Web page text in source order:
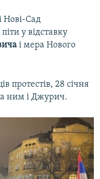
Нові-Сад
у відставку
і мера Нового
протестів, 28 січня
ним і Джурич.